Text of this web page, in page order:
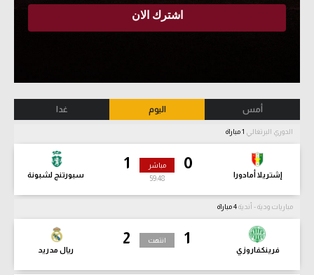
أمس اليوم غدا
الدوري البرتغالي
0
إشتريلا أمادورا
1
سبورتنج لشبونة
مباشر
59:50
مباريات ودية - أندية
1
فرينكفاروزي
2
ريال مدريد
انتهت